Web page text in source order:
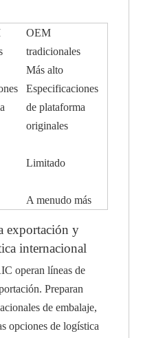
OEM
tradicionales
Más alto
Especificaciones
de plataforma
originales
Limitado
A menudo más
exportación y
internacional
operan líneas de
Preparan
de embalaje,
opciones de logística